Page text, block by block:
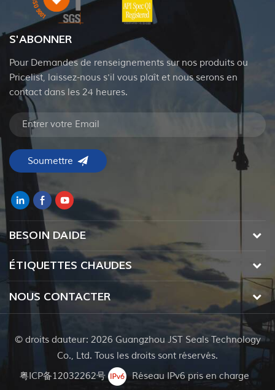
S'ABONNER
Pour Demandes de renseignements sur nos produits ou
Pricelist, laissez-nous s'il vous plaît et nous serons en
contact dans les 24 heures.
BESOIN DAIDE
ÉTIQUETTES CHAUDES
NOUS CONTACTER
© droits dauteur: 2026 Guangzhou JST Seals Technology
Co., Ltd. Tous les droits sont réservés.
粤ICP备12032262号
Réseau IPv6 pris en charge